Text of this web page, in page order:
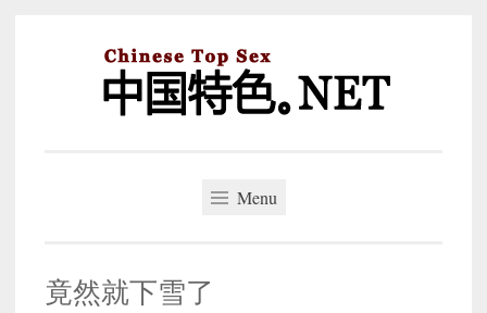
Menu
竟然就下雪了